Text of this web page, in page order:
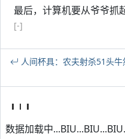
最后，计算机要从爷爷抓
[-]
人间杯具：农夫射杀51头
数据加载中